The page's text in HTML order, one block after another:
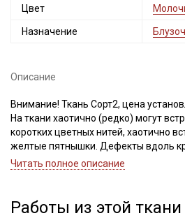
Цвет
Назначение
Описание
Внимание! Ткань Сорт2, цена
На ткани хаотично (редко) могут
коротких цветных нитей, хаотично
желтые пятнышки. Дефекты вдоль
5см от края браком не являются.
Читать полное описание
Работы из этой ткани